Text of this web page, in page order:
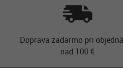
Doprava zadarmo pri
nad 100 €